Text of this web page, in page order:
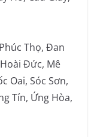
Thọ, Đan
Đức, Mê
Oai, Sóc Sơn,
Tín, Ứng Hòa,